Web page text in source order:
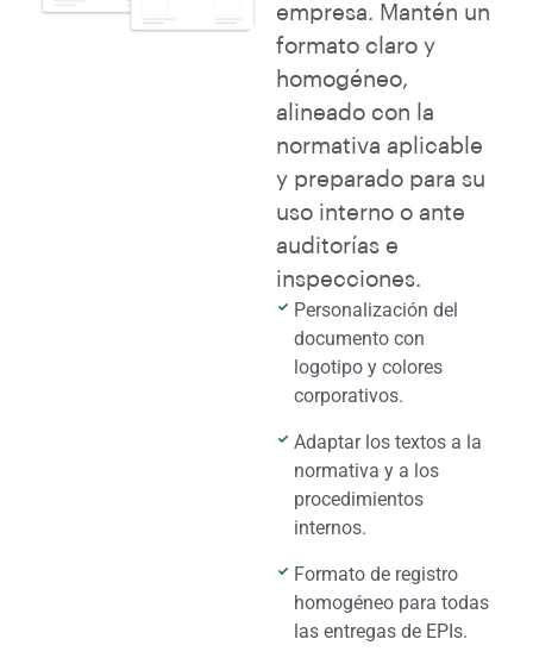
empresa. Mantén un
formato claro y
homogéneo,
alineado con la
normativa aplicable
y preparado para su
uso interno o ante
auditorías e
inspecciones.
Personalización del
documento con
logotipo y colores
corporativos.
Adaptar los textos a la
normativa y a los
procedimientos
internos.
Formato de registro
homogéneo para todas
las entregas de EPIs.